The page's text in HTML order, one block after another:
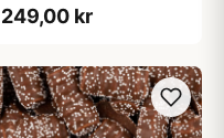
249,00 kr